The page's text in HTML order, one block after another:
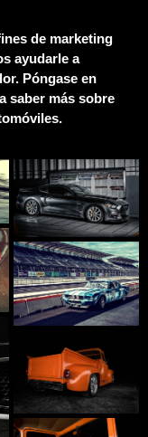
de marketing
ayudarle a
Póngase en
saber más sobre